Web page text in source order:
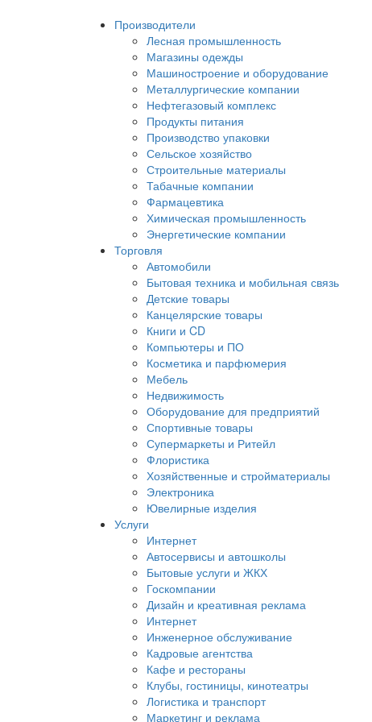
Производители
Лесная промышленность
Магазины одежды
Машиностроение и оборудование
Металлургические компании
Нефтегазовый комплекс
Продукты питания
Производство упаковки
Сельское хозяйство
Строительные материалы
Табачные компании
Фармацевтика
Химическая промышленность
Энергетические компании
Торговля
Автомобили
Бытовая техника и мобильная связь
Детские товары
Канцелярские товары
Книги и CD
Компьютеры и ПО
Косметика и парфюмерия
Мебель
Недвижимость
Оборудование для предприятий
Спортивные товары
Супермаркеты и Ритейл
Флористика
Хозяйственные и стройматериалы
Электроника
Ювелирные изделия
Услуги
Интернет
Автосервисы и автошколы
Бытовые услуги и ЖКХ
Госкомпании
Дизайн и креативная реклама
Интернет
Инженерное обслуживание
Кадровые агентства
Кафе и рестораны
Клубы, гостиницы, кинотеатры
Логистика и транспорт
Маркетинг и реклама